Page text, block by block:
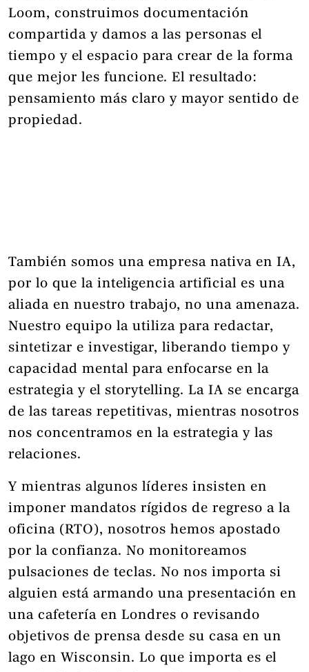
Loom, construimos documentación
compartida y damos a las personas el
tiempo y el espacio para crear de la forma
que mejor les funcione. El resultado:
pensamiento más claro y mayor sentido de
propiedad.
También somos una empresa nativa en IA,
por lo que la inteligencia artificial es una
aliada en nuestro trabajo, no una amenaza.
Nuestro equipo la utiliza para redactar,
sintetizar e investigar, liberando tiempo y
capacidad mental para enfocarse en la
estrategia y el storytelling. La IA se encarga
de las tareas repetitivas, mientras nosotros
nos concentramos en la estrategia y las
relaciones.
Y mientras algunos líderes insisten en
imponer mandatos rígidos de regreso a la
oficina (RTO), nosotros hemos apostado
por la confianza. No monitoreamos
pulsaciones de teclas. No nos importa si
alguien está armando una presentación en
una cafetería en Londres o revisando
objetivos de prensa desde su casa en un
lago en Wisconsin. Lo que importa es el